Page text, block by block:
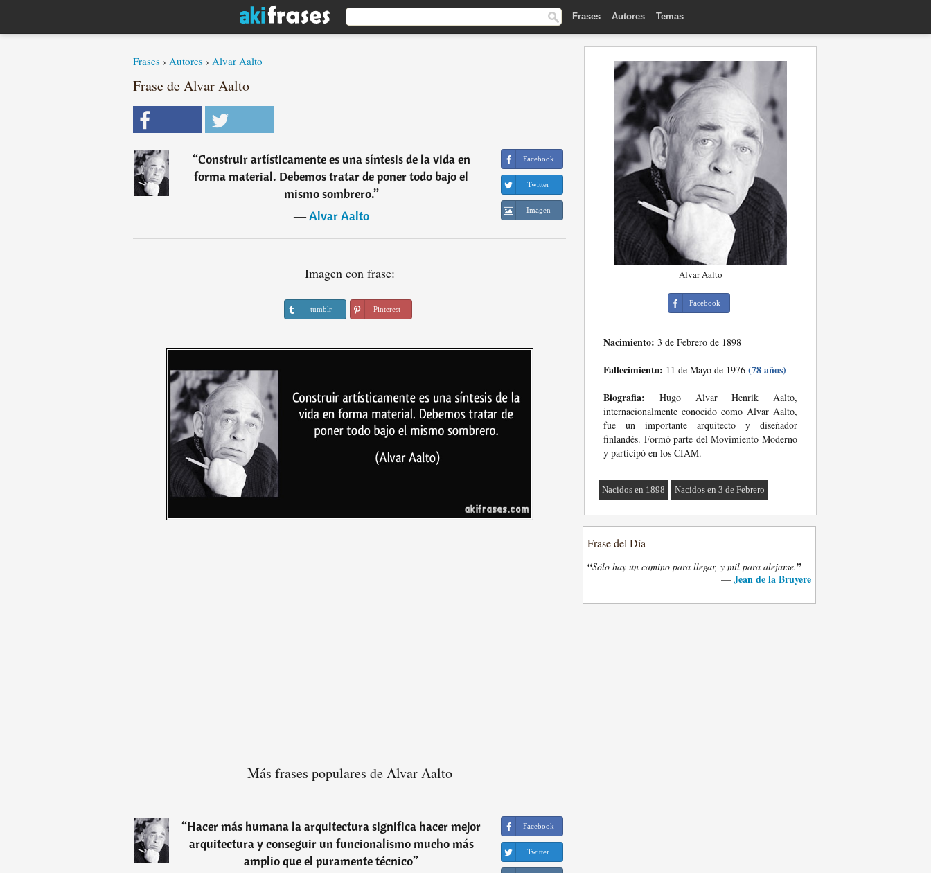
Frases Autores Temas
Frases › Autores › Alvar Aalto
Frase de Alvar Aalto
“Construir artísticamente es una síntesis de la vida en
forma material. Debemos tratar de poner todo bajo el
mismo sombrero.”
―Alvar Aalto
Facebook
Twitter
Imagen
Imagen con frase:
tumblr Pinterest
Más frases populares de Alvar Aalto
“Hacer más humana la arquitectura significa hacer mejor
arquitectura y conseguir un funcionalismo mucho más
amplio que el puramente técnico”
Facebook
Twitter
Alvar Aalto
Facebook
Nacimiento: 3 de Febrero de 1898
Fallecimiento: 11 de Mayo de 1976 (78 años)
Biografia: Hugo Alvar Henrik Aalto,
internacionalmente conocido como Alvar Aalto,
fue un importante arquitecto y diseñador
finlandés. Formó parte del Movimiento Moderno
y participó en los CIAM.
Nacidos en 1898 Nacidos en 3 de Febrero
Frase del Día
“Sólo hay un camino para llegar, y mil para alejarse.”
— Jean de la Bruyere